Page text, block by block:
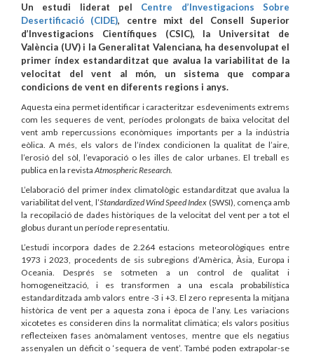
Un estudi liderat pel Centre d’Investigacions Sobre
Desertificació (CIDE), centre mixt del Consell Superior
d’Investigacions Científiques (CSIC), la Universitat de
València (UV) i la Generalitat Valenciana, ha desenvolupat el
primer índex estandarditzat que avalua la variabilitat de la
velocitat del vent al món, un sistema que compara
condicions de vent en diferents regions i anys.
Aquesta eina permet identificar i caracteritzar esdeveniments extrems
com les sequeres de vent, períodes prolongats de baixa velocitat del
vent amb repercussions econòmiques importants per a la indústria
eòlica. A més, els valors de l’índex condicionen la qualitat de l’aire,
l’erosió del sòl, l’evaporació o les illes de calor urbanes. El treball es
publica en la revista Atmospheric Research
L’elaboració del primer índex climatològic estandarditzat que avalua la
variabilitat del vent, l’Standardized Wind Speed Index (SWSI), comença amb
la recopilació de dades històriques de la velocitat del vent per a tot el
globus durant un període representatiu.
L’estudi incorpora dades de 2.264 estacions meteorològiques entre
1973 i 2023, procedents de sis subregions d’Amèrica, Àsia, Europa i
Oceania. Després se sotmeten a un control de qualitat i
homogeneïtzació, i es transformen a una escala probabilística
estandarditzada amb valors entre -3 i +3. El zero representa la mitjana
històrica de vent per a aquesta zona i època de l’any. Les variacions
xicotetes es consideren dins la normalitat climàtica; els valors positius
reflecteixen fases anòmalament ventoses, mentre que els negatius
assenyalen un dèficit o ‘sequera de vent’. També poden extrapolar-se